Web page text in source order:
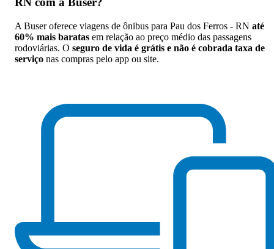
A Buser oferece viagens de ônibus para Pau dos Ferros - RN até
60% mais baratas em relação ao preço médio das passagens
rodoviárias. O seguro de vida é grátis e não é cobrada taxa de
serviço nas compras pelo app ou site.